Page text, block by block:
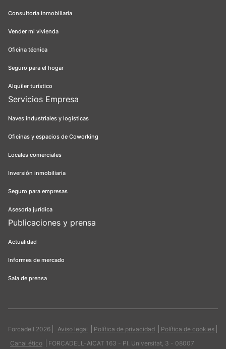
Consultoría inmobiliaria
Vender mi vivienda
Oficina técnica
Seguro para el hogar
Alquiler turístico
Servicios Empresa
Naves industriales y logísticas
Oficinas y espacios de Coworking
Locales comerciales
Inversión inmobiliaria
Seguro para empresas
Asesoría jurídica
Publicaciones y prensa
Actualidad
Informes de mercado
Sala de prensa
Forcadell 2026 Aviso legal Política de privacidad
Política de cookies
Canal ético
FORCADELL-AICAT 163 - Pl. Universitat, 3 - 08007